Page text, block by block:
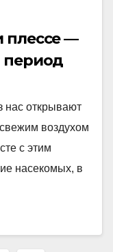
плессе —
период
нас открывают
воздухом
с этим
насекомых, в